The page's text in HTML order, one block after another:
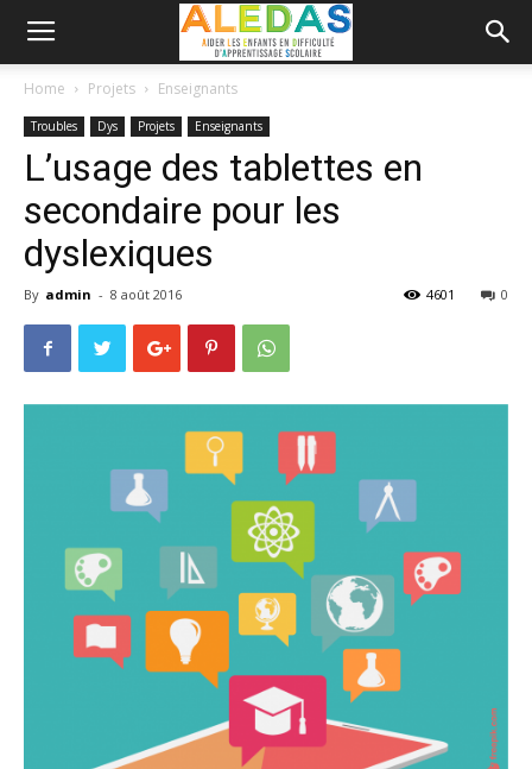
Home Projets Enseignants
Troubles Dys Projets Enseignants
L’usage des tablettes en
secondaire pour les
dyslexiques
By admin - 8 août 2016 0
4601